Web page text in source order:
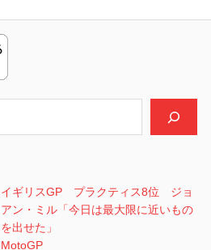
イギリスGP プラクティス8位 ジョ
アン・ミル「今日は最大限に近いもの
を出せた」
MotoGP